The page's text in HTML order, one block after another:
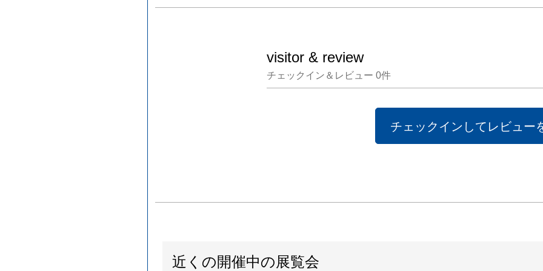
visitor & review
チェックイン＆レビュー 0件
チェックインしてレビュー
近くの開催中の展覧会